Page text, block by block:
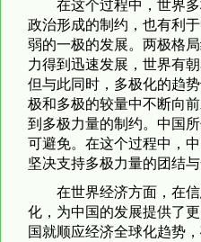
在这个过程中，世界
政治形成的制约，也有利
弱的一极的发展。两极格
力得到迅速发展，世界有
但与此同时，多极化的趋
极和多极的较量中不断向
到多极力量的制约。中国
可避免。在这个过程中，
坚决支持多极力量的团结与
在世界经济方面，在
化，为中国的发展提供了
国就顺应经济全球化趋势